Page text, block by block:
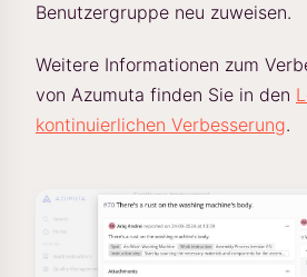
Benutzergruppe neu zuweisen.
Weitere Informationen zum
von Azumuta finden Sie in den
kontinuierlichen Verbesserung.